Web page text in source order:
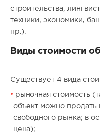
строительства,
техники, экономики,
пр.).
Виды стоимости
Существует 4 вида
рыночная стоимость
объект можно продать
свободного рынка; в
цена);